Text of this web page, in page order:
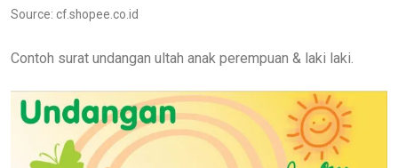
Source: cf.shopee.co.id
Contoh surat undangan ultah anak perempuan & laki laki.